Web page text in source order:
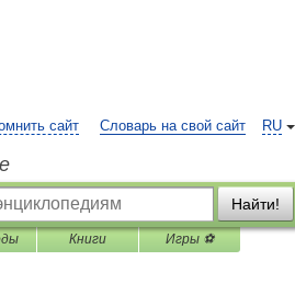
RU
сайт Словарь на свой сайт
Найти!
Книги Игры ⚽